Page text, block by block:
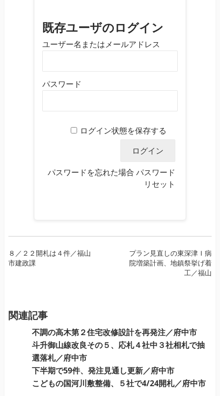
既存ユーザのログイン
ユーザー名またはメールアドレス
パスワード
ログイン状態を保存する
パスワードを忘れた場合 パスワード
リセット
投
稿
ー
８／２２開札は４件／福山
市建政課
プラン見直しの東深津Ｉ病
院増築計画、地鎮祭挙げ着
工／福山
関連記事
不調の高木第２住宅改修設計を再発注／府中市
斗升御山線改良その５、応札４社中３社相札で抽
選落札／府中市
下半期で59件、発注見通し更新／府中市
こどもの国河川敷整備、５社で4/24開札／府中市